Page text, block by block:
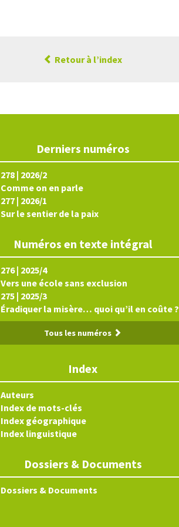
Retour à l’index
Derniers numéros
278 | 2026/2
Comme on en parle
277 | 2026/1
Sur le sentier de la paix
Numéros en texte intégral
276 | 2025/4
Vers une école sans exclusion
275 | 2025/3
Éradiquer la misère… quoi qu’il en coûte ?
Tous les numéros
Index
Auteurs
Index de mots-clés
Index géographique
Index linguistique
Dossiers & Documents
Dossiers & Documents